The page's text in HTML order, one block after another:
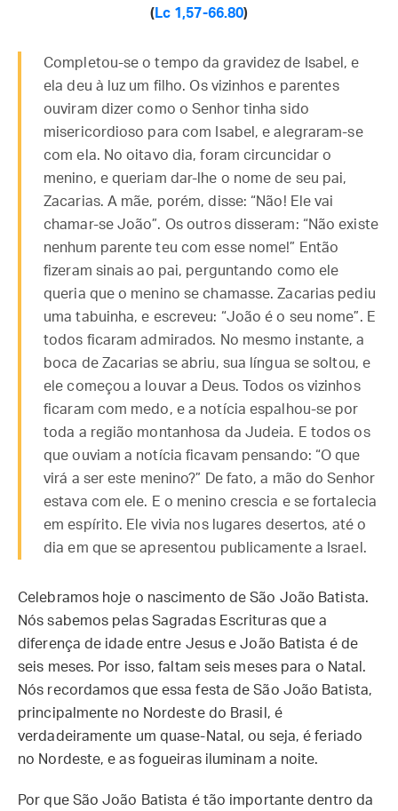
( Lc 1,57-66.80)
Completou-se o tempo da gravidez de Isabel, e
ela deu à luz um filho. Os vizinhos e parentes
ouviram dizer como o Senhor tinha sido
misericordioso para com Isabel, e alegraram-se
com ela. No oitavo dia, foram circuncidar o
menino, e queriam dar-lhe o nome de seu pai,
Zacarias. A mãe, porém, disse: “Não! Ele vai
chamar-se João”. Os outros disseram: “Não existe
nenhum parente teu com esse nome!” Então
fizeram sinais ao pai, perguntando como ele
queria que o menino se chamasse. Zacarias pediu
uma tabuinha, e escreveu: “João é o seu nome”. E
todos ficaram admirados. No mesmo instante, a
boca de Zacarias se abriu, sua língua se soltou, e
ele começou a louvar a Deus. Todos os vizinhos
ficaram com medo, e a notícia espalhou-se por
toda a região montanhosa da Judeia. E todos os
que ouviam a notícia ficavam pensando: “O que
virá a ser este menino?” De fato, a mão do Senhor
estava com ele. E o menino crescia e se fortalecia
em espírito. Ele vivia nos lugares desertos, até o
dia em que se apresentou publicamente a Israel.
Celebramos hoje o nascimento de São João Batista.
Nós sabemos pelas Sagradas Escrituras que a
diferença de idade entre Jesus e João Batista é de
seis meses. Por isso, faltam seis meses para o Natal.
Nós recordamos que essa festa de São João Batista,
principalmente no Nordeste do Brasil, é
verdadeiramente um quase-Natal, ou seja, é feriado
no Nordeste, e as fogueiras iluminam a noite.
Por que São João Batista é tão importante dentro da